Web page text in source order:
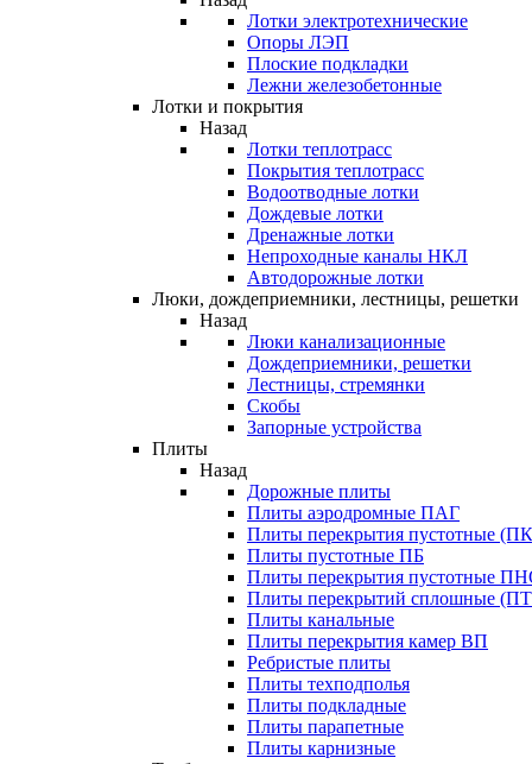
Лотки электротехнические
Опоры ЛЭП
Плоские подкладки
Лежни железобетонные
Лотки и покрытия
Назад
Лотки теплотрасс
Покрытия теплотрасс
Водоотводные лотки
Дождевые лотки
Дренажные лотки
Непроходные каналы НКЛ
Автодорожные лотки
Люки, дождеприемники, лестницы, решетки
Назад
Люки канализационные
Дождеприемники, решетки
Лестницы, стремянки
Скобы
Запорные устройства
Плиты
Назад
Дорожные плиты
Плиты аэродромные ПАГ
Плиты перекрытия пустотные
Плиты пустотные ПБ
Плиты перекрытия пустотные
Плиты перекрытий сплошные
Плиты канальные
Плиты перекрытия камер ВП
Ребристые плиты
Плиты техподполья
Плиты подкладные
Плиты парапетные
Плиты карнизные